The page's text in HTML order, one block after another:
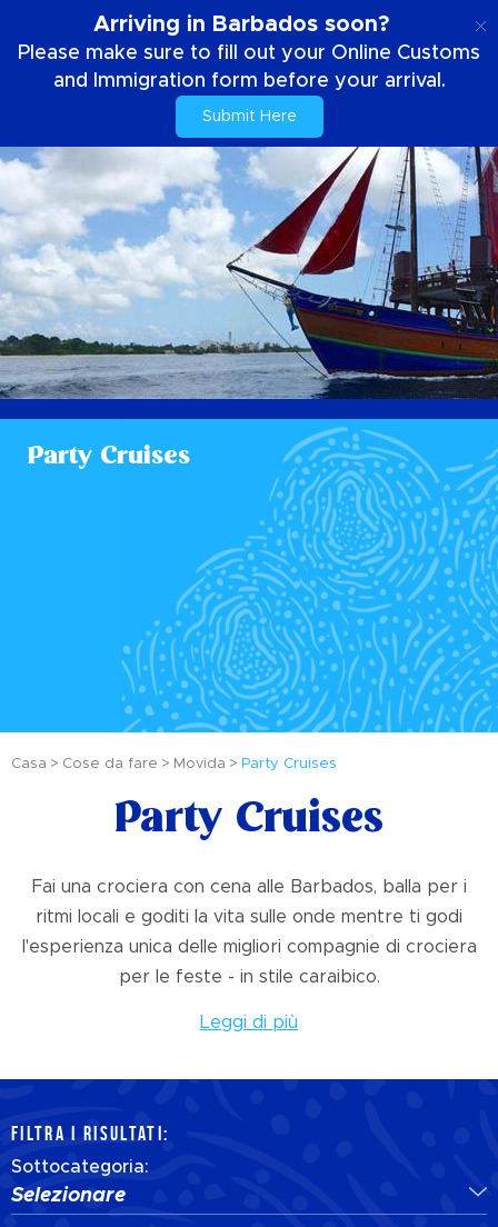
Arriving in Barbados soon?
Please make sure to fill out your Online Customs
and Immigration form before your arrival.
Submit Here
Party Cruises
Casa Cose da fare Movida Party Cruises
Party Cruises
Fai una crociera con cena alle Barbados, balla per i
ritmi locali e goditi la vita sulle onde mentre ti godi
l'esperienza unica delle migliori compagnie di crociera
per le feste - in stile caraibico.
Leggi di più
FILTRA I RISULTATI:
Sottocategoria:
Selezionare